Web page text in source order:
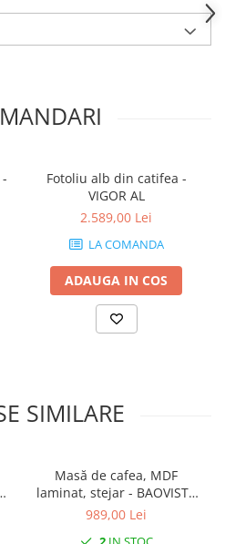
Fotoliu alb din catifea -
VIGOR AL
2.589,00 Lei
LA COMANDA
ADAUGA IN COS
SIMILARE
Masă de cafea, MDF
laminat, stejar - BAOVISTA
SIDE
989,00 Lei